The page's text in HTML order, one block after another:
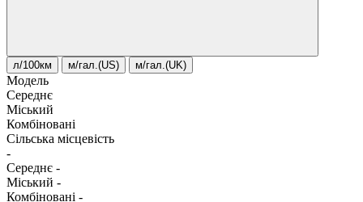
л/100км м/гал.(US) м/гал.(UK)
Модель
Середнє
Міський
Комбіновані
Сільська місцевість
-
Середнє -
Міський -
Комбіновані -